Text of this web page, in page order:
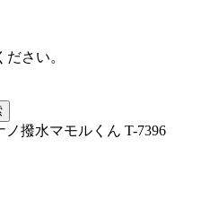
さい。
ノ撥水マモルくん T-7396